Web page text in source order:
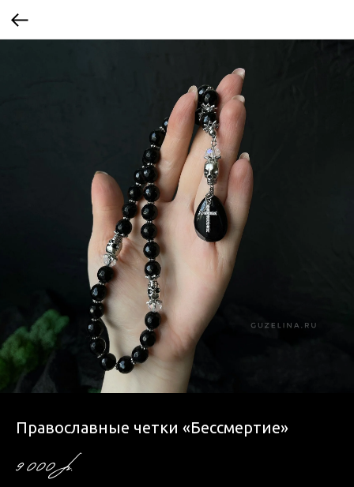
Православные четки «Бессмертие»
9 000 р.